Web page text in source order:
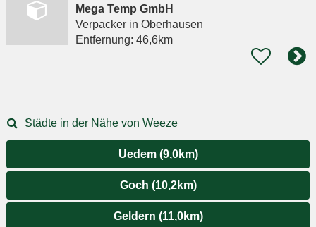
Mega Temp GmbH
Verpackerin Oberhausen
Entfernung: 46,6km
Städte in der Nähe von Weeze
Uedem (9,0km)
Goch (10,2km)
Geldern (11,0km)